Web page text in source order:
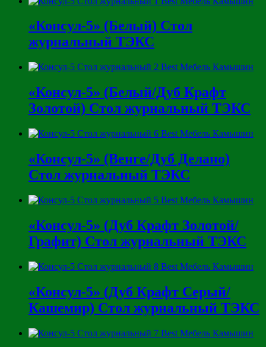
«Консул-5» (Белый) Стол
журнальный ТЭКС
«Консул-5» (Белый/Дуб Крафт
Золотой) Стол журнальный ТЭКС
«Консул-5» (Венге/Дуб Делано)
Стол журнальный ТЭКС
«Консул-5» (Дуб Крафт Золотой/
Графит) Стол журнальный ТЭКС
«Консул-5» (Дуб Крафт Серый/
Кашемир) Стол журнальный ТЭКС